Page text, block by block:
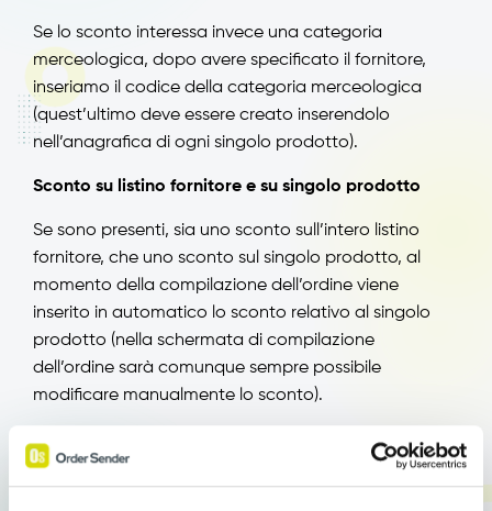
Se lo sconto interessa invece una categoria
merceologica, dopo avere specificato il fornitore,
inseriamo il codice della categoria merceologica
(quest’ultimo deve essere creato inserendolo
nell’anagrafica di ogni singolo prodotto).
Sconto su listino fornitore e su singolo prodotto
Se sono presenti, sia uno sconto sull’intero listino
fornitore, che uno sconto sul singolo prodotto, al
momento della compilazione dell’ordine viene
inserito in automatico lo sconto relativo al singolo
prodotto (nella schermata di compilazione
dell’ordine sarà comunque sempre possibile
modificare manualmente lo sconto).
Percentuali di sconto
Una volta specificato il fornitore, ed eventualmente il